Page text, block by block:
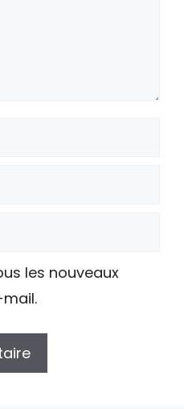
les nouveaux